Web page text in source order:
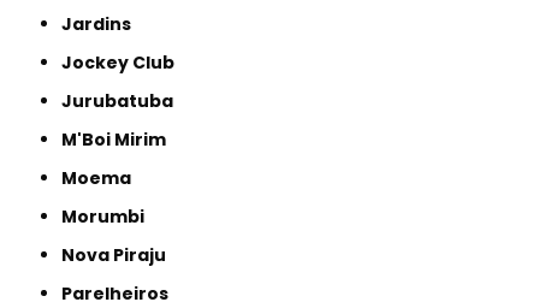
Jardins
Jockey Club
Jurubatuba
M'Boi Mirim
Moema
Morumbi
Nova Piraju
Parelheiros